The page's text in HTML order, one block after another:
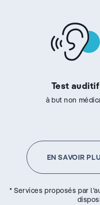
Test auditif
à but non
EN SAVOIR
* Services proposés par